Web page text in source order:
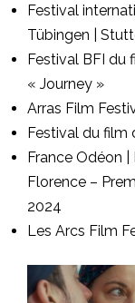
Festival
Tübingen |
Festival BFI du
« Journey »
Arras Film
Festival du film
France Odéon
Florence –
2024
Les Arcs Film